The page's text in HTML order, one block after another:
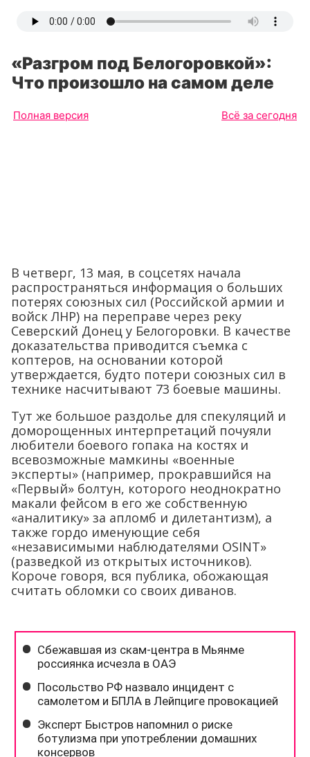
«Разгром под Белогоровкой»:
Что произошло на самом деле
Полная версия Всё за сегодня
В четверг, 13 мая, в соцсетях начала
распространяться информация о больших
потерях союзных сил (Российской армии и
войск ЛНР) на переправе через реку
Северский Донец у Белогоровки. В качестве
доказательства приводится съемка с
коптеров, на основании которой
утверждается, будто потери союзных сил в
технике насчитывают 73 боевые машины.
Тут же большое раздолье для спекуляций и
доморощенных интерпретаций почуяли
любители боевого гопака на костях и
всевозможные мамкины «военные
эксперты» (например, прокравшийся на
«Первый» болтун, которого неоднократно
макали фейсом в его же собственную
«аналитику» за апломб и дилетантизм), а
также гордо именующие себя
«независимыми наблюдателями OSINT»
(разведкой из открытых источников).
Короче говоря, вся публика, обожающая
считать обломки со своих диванов.